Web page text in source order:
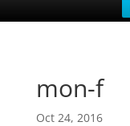
mon-f
Oct 24, 2016